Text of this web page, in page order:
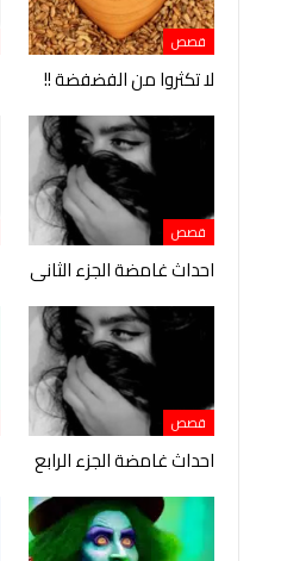
قصص
لا تكثروا من الفضفضة !!
قصص
احداث غامضة الجزء الثانى
قصص
احداث غامضة الجزء الرابع